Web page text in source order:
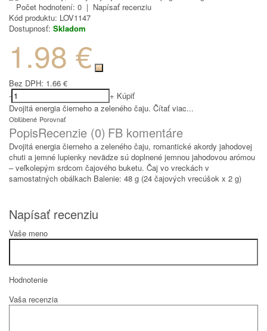
Počet hodnotení: 0 | Napísať recenziu
Kód produktu: LOV1147
Dostupnosť: Skladom
1.98 €
Bez DPH: 1.66 €
-
+ Kúpiť
Dvojitá energia čierneho a zeleného čaju. Čítať viac...
Obľúbené Porovnať
PopisRecenzie (0) FB komentáre
Dvojitá energia čierneho a zeleného čaju, romantické akordy jahodovej
chuti a jemné lupienky nevädze sú doplnené jemnou jahodovou arómou
– veľkolepým srdcom čajového buketu. Čaj vo vreckách v
samostatných obálkach Balenie: 48 g (24 čajových vrecúšok x 2 g)
Napísať recenziu
Vaše meno
Hodnotenie
Vaša recenzia